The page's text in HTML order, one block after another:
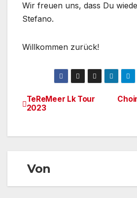
Wir freuen uns, dass Du
Stefano.
Willkommen zurück!
TeReMeer Lk Tour
2023
Von